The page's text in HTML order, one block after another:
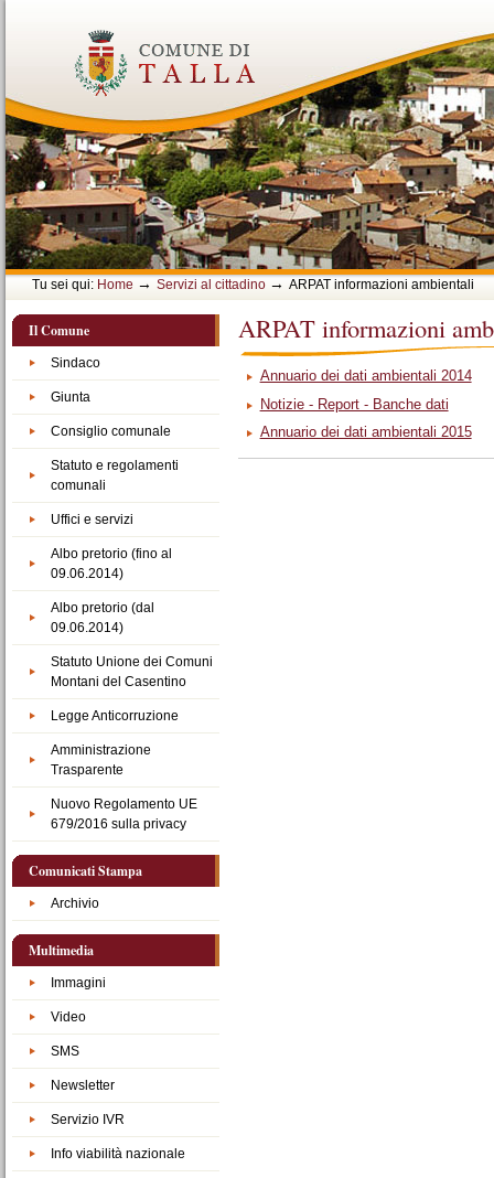
sulla
navigazione
Tu sei qui: Home → Servizi al cittadino → ARPAT informazioni ambientali
Il Comune
Sindaco
Giunta
Consiglio comunale
Statuto e regolamenti
comunali
Uffici e servizi
Albo pretorio (fino al
09.06.2014)
Albo pretorio (dal
09.06.2014)
Statuto Unione dei Comuni
Montani del Casentino
Legge Anticorruzione
Amministrazione
Trasparente
Nuovo Regolamento UE
679/2016 sulla privacy
Comunicati Stampa
Archivio
Multimedia
Immagini
Video
SMS
Newsletter
Servizio IVR
Info viabilità nazionale
ARPAT informazioni
Annuario dei dati ambientali 2014
Notizie - Report - Banche dati
Annuario dei dati ambientali 2015